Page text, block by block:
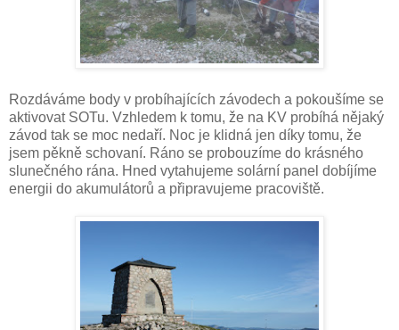
Rozdáváme body v probíhajících závodech a pokoušíme se
aktivovat SOTu. Vzhledem k tomu, že na KV probíhá nějaký
závod tak se moc nedaří. Noc je klidná jen díky tomu, že
jsem pěkně schovaní. Ráno se probouzíme do krásného
slunečného rána. Hned vytahujeme solární panel dobíjíme
energii do akumulátorů a připravujeme pracoviště.